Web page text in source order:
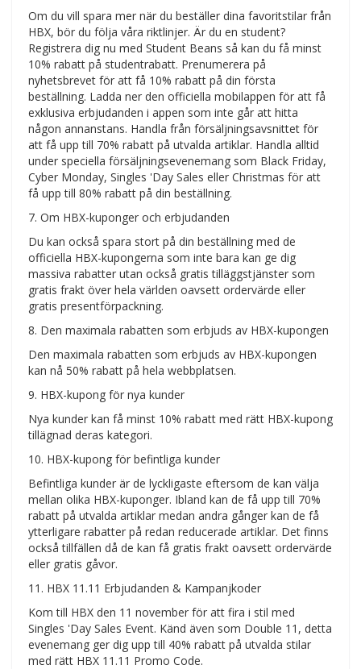
Om du vill spara mer när du beställer dina favoritstilar från
HBX, bör du följa våra riktlinjer. Är du en student?
Registrera dig nu med Student Beans så kan du få minst
10% rabatt på studentrabatt. Prenumerera på
nyhetsbrevet för att få 10% rabatt på din första
beställning. Ladda ner den officiella mobilappen för att få
exklusiva erbjudanden i appen som inte går att hitta
någon annanstans. Handla från försäljningsavsnittet för
att få upp till 70% rabatt på utvalda artiklar. Handla alltid
under speciella försäljningsevenemang som Black Friday,
Cyber Monday, Singles 'Day Sales eller Christmas för att
få upp till 80% rabatt på din beställning.
7. Om HBX-kuponger och erbjudanden
Du kan också spara stort på din beställning med de
officiella HBX-kupongerna som inte bara kan ge dig
massiva rabatter utan också gratis tilläggstjänster som
gratis frakt över hela världen oavsett ordervärde eller
gratis presentförpackning.
8. Den maximala rabatten som erbjuds av HBX-kupongen
Den maximala rabatten som erbjuds av HBX-kupongen
kan nå 50% rabatt på hela webbplatsen.
9. HBX-kupong för nya kunder
Nya kunder kan få minst 10% rabatt med rätt HBX-kupong
tillägnad deras kategori.
10. HBX-kupong för befintliga kunder
Befintliga kunder är de lyckligaste eftersom de kan välja
mellan olika HBX-kuponger. Ibland kan de få upp till 70%
rabatt på utvalda artiklar medan andra gånger kan de få
ytterligare rabatter på redan reducerade artiklar. Det finns
också tillfällen då de kan få gratis frakt oavsett ordervärde
eller gratis gåvor.
11. HBX 11.11 Erbjudanden & Kampanjkoder
Kom till HBX den 11 november för att fira i stil med
Singles 'Day Sales Event. Känd även som Double 11, detta
evenemang ger dig upp till 40% rabatt på utvalda stilar
med rätt HBX 11.11 Promo Code.